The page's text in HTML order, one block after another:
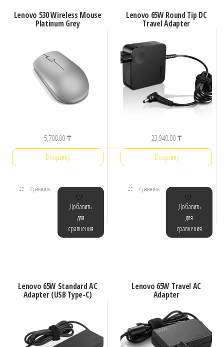
Lenovo 530 Wireless Mouse
Platinum Grey
5,700.00₸
В корзину
Сравнить
Добавить
для
сравнения
Lenovo 65W Round Tip DC
Travel Adapter
23,940.00₸
В корзину
Сравнить
Добавить
для
сравнения
Lenovo 65W Standard AC
Adapter (USB Type-C)
Lenovo 65W Travel AC
Adapter